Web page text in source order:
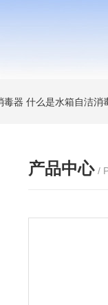
毒器 什么是水箱自洁消
产品中心 /